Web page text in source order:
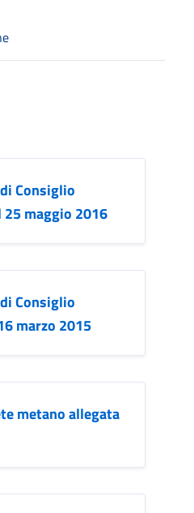
Consiglio
25 maggio 2016
Consiglio
marzo 2015
metano allegata